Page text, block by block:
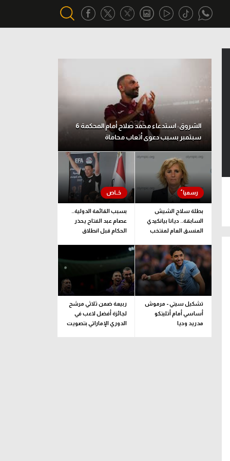
ميركاتو
تحقيق في الجول
تقرير في الجول
تحليل في الجول
حكايات في الجول
كويز في الجول
فيديو في الجول
الشروق: استدعاء محمد صلاح أمام المحكمة 6
سبتمبر بسبب دعوى أتعاب محاماة
بطلة سلاح الشيش
السابقة.. ديانا بيانكيدي
المنسق العام لمنتخب
بسبب القائمة الدولية..
عصام عبد الفتاح يحذر
الحكام قبل انطلاق
تشكيل سيتي - مرموش
أساسي أمام أتليتكو
مدريد وديا
ربيعة ضمن ثلاثي مرشح
لجائزة أفضل لاعب في
الدوري الإماراتي بتصويت